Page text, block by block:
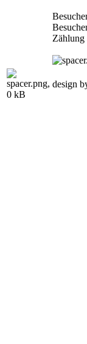
Zählung
design